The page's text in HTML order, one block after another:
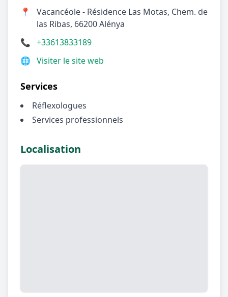
📍
Vacancéole - Résidence Las Motas, Chem. de
las Ribas, 66200 Alénya
📞 +33613833189
🌐 Visiter le site web
Services
Réflexologues
Services professionnels
Localisation